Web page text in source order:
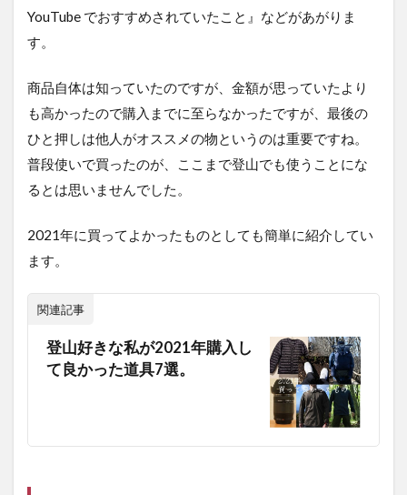
軽
ト・
シン
プル
であ
るこ
と
通年
の高
さ
3
ユ
YouTube でおすすめされていたこと』などがあがりま
す。
商品自体は知っていたのですが、金額が思っていたより
も高かったので購入までに至らなかったですが、最後の
ひと押しは他人がオススメの物というのは重要ですね。
普段使いで買ったのが、ここまで登山でも使うことにな
るとは思いませんでした。
2021年に買ってよかったものとしても簡単に紹介してい
ます。
関連記事
登山好きな私が2021年購入し
て良かった道具7選。